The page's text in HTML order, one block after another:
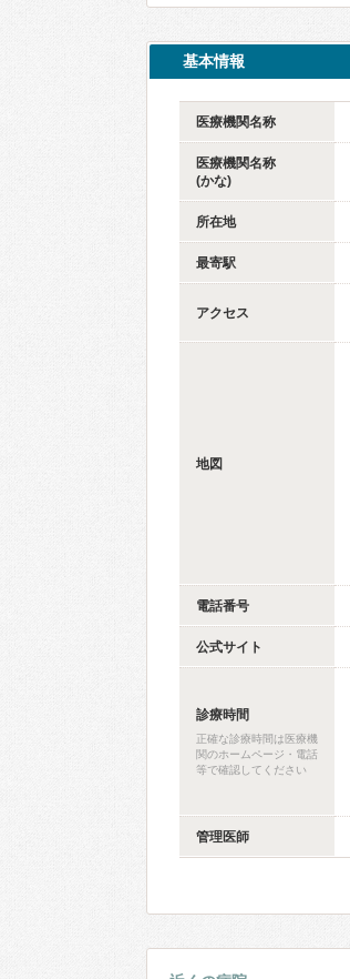
基本情報
医療機関名称
医療機関名称
(かな)
所在地
最寄駅
アクセス
地図
電話番号
公式サイト
診療時間
正確な診療時間は医療機
関のホームページ・電話
等で確認してください
管理医師